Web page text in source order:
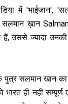
में 'भाईजान',
सलमान ख़ान
हैं, उससे ज्यादा
सलमान खान का
ही नहीं सम्पूर्ण